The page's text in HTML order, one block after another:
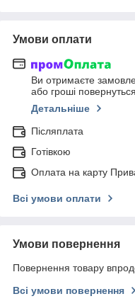
Умови оплати
Ви отримаєте
або гроші
Детальніше
Післяплата
Готівкою
Оплата на карту
Всі умови оплати
Умови повернення
Повернення товару
Всі умови повернення